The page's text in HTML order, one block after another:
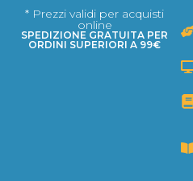
* Prezzi validi per acquisti
online
SPEDIZIONE GRATUITA PER
ORDINI SUPERIORI A 99€